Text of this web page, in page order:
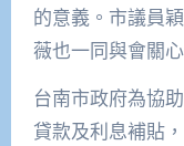
的意義。市議員
薇也一同與會關
台南市政府為協
貸款及利息補貼